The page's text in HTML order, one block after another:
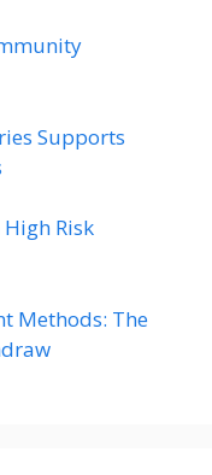
Supports
Risk
Methods: The